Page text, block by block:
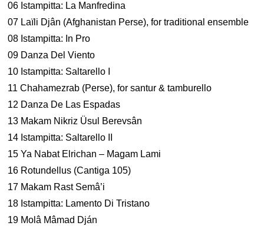
06 Istampitta: La Manfredina
07 Laïli Djân (Afghanistan Perse), for traditional ensemble
08 Istampitta: In Pro
09 Danza Del Viento
10 Istampitta: Saltarello I
11 Chahamezrab (Perse), for santur & tamburello
12 Danza De Las Espadas
13 Makam Nikriz Üsul Berevsân
14 Istampitta: Saltarello II
15 Ya Nabat Elrichan – Magam Lami
16 Rotundellus (Cantiga 105)
17 Makam Rast Semâ’i
18 Istampitta: Lamento Di Tristano
19 Molâ Mâmad Dján